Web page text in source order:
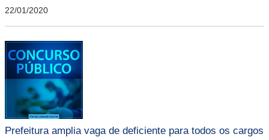
22/01/2020
Prefeitura amplia vaga de deficiente para todos os cargos